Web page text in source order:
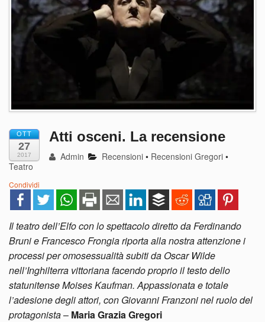
OTT
27
2017
Atti osceni. La recensione
Admin Recensioni • Recensioni Gregori •
Teatro
Condividi
Il teatro dell’Elfo con lo spettacolo diretto da Ferdinando
Bruni e Francesco Frongia riporta alla nostra attenzione i
processi per omosessualità subiti da Oscar Wilde
nell’Inghilterra vittoriana facendo proprio il testo dello
statunitense Moises Kaufman. Appassionata e totale
l’adesione degli attori, con Giovanni Franzoni nel ruolo del
protagonista– Maria Grazia Gregori